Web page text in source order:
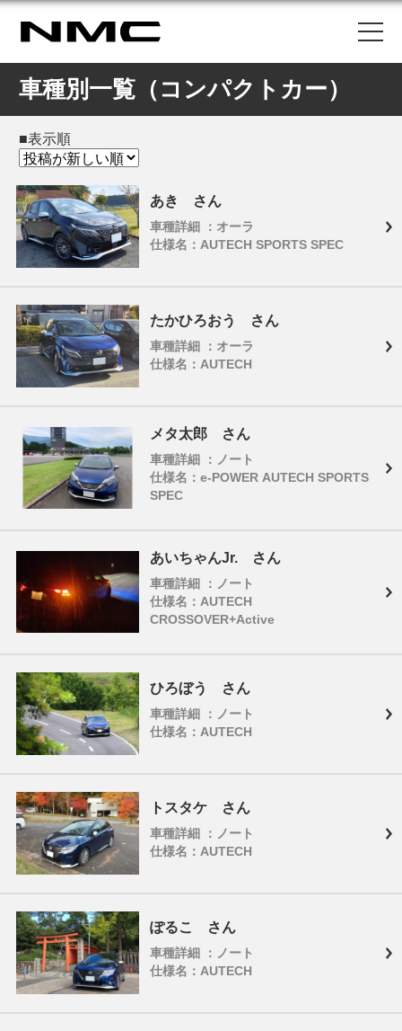
車種別一覧（コンパクトカー）
■表示順
あき さん
車種詳細 ：オーラ
仕様名：AUTECH SPORTS SPEC
たかひろおう さん
車種詳細 ：オーラ
仕様名：AUTECH
メタ太郎 さん
車種詳細 ：ノート
仕様名：e-POWER AUTECH SPORTS
SPEC
あいちゃんJr. さん
車種詳細 ：ノート
仕様名：AUTECH
CROSSOVER+Active
ひろぼう さん
車種詳細 ：ノート
仕様名：AUTECH
トスタケ さん
車種詳細 ：ノート
仕様名：AUTECH
ぽるこ さん
車種詳細 ：ノート
仕様名：AUTECH